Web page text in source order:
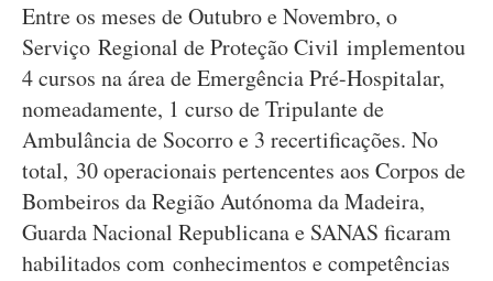
Entre os meses de Outubro e Novembro, o
Serviço Regional de Proteção Civil implementou
4 cursos na área de Emergência Pré-Hospitalar,
nomeadamente, 1 curso de Tripulante de
Ambulância de Socorro e 3 recertificações. No
total, 30 operacionais pertencentes aos Corpos de
Bombeiros da Região Autónoma da Madeira,
Guarda Nacional Republicana e SANAS ficaram
habilitados com conhecimentos e competências